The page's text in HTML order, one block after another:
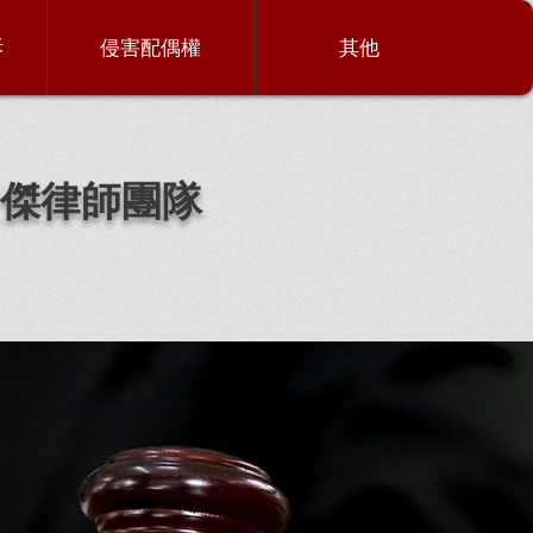
侵害配偶權 其他
律師團隊